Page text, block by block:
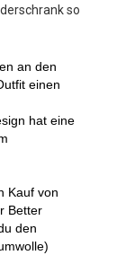
so
an den
einen
hat eine
Kauf von
Better
den